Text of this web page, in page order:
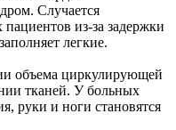
Случается
из-за задержки
легкие.
объема циркулирующей
тканей. У больных
руки и ноги становятся